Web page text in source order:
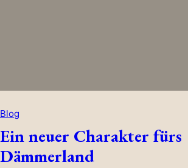
Blog
Ein neuer Charakter fürs
Dämmerland